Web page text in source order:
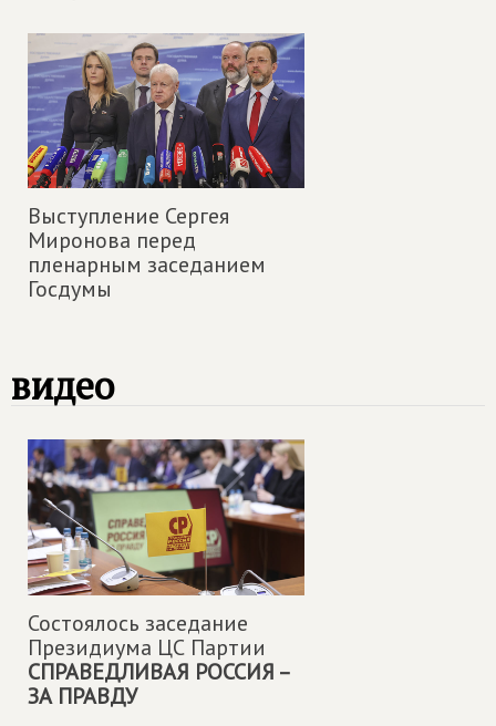
Выступление Сергея
Миронова перед
пленарным заседанием
Госдумы
видео
Состоялось заседание
Президиума ЦС Партии
СПРАВЕДЛИВАЯ РОССИЯ –
ЗА ПРАВДУ